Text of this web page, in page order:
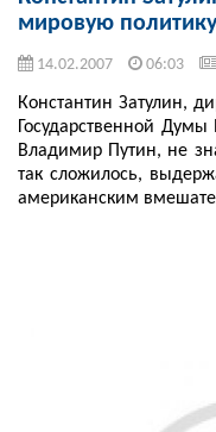
мировую политику
14.02.2007 06:03
Константин Затулин,
Государственной
Владимир Путин, не
так сложилось,
американским